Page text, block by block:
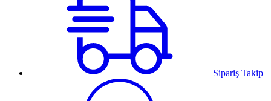
Sipariş Takip